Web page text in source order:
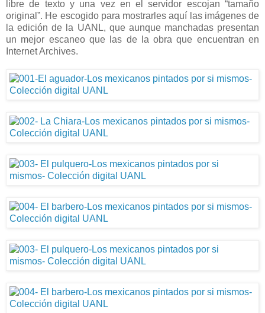
libre de texto y una vez en el servidor escojan “tamaño
original”. He escogido para mostrarles aquí las imágenes de
la edición de la UANL, que aunque manchadas presentan
un mejor escaneo que las de la obra que encuentran en
Internet Archives.